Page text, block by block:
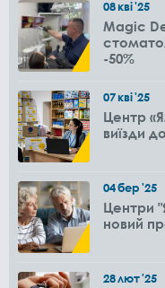
08кві'25
Magic
-50%
07кві'25
Центр
виїзди
04бер'25
Центри
новий
28лют'25